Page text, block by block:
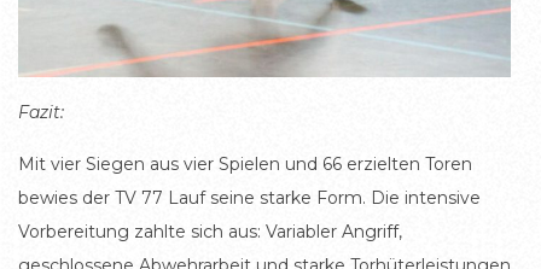
Fazit:
Mit vier Siegen aus vier Spielen und 66 erzielten Toren
bewies der TV 77 Lauf seine starke Form. Die intensive
Vorbereitung zahlte sich aus: Variabler Angriff,